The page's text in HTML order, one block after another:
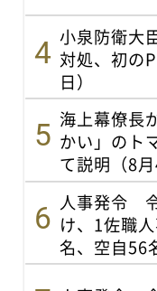
小泉防衛大
対処、初の
日）
海上幕僚長
かい」のト
て説明（8月
人事発令
け、1佐職
名、空自56